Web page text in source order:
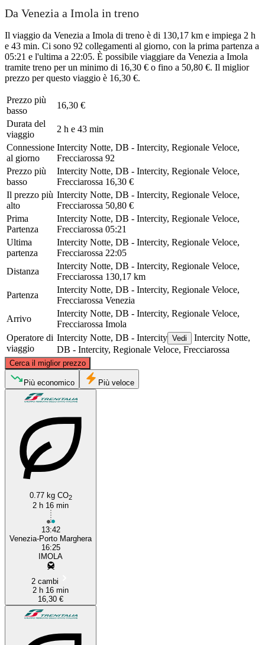
Da Venezia a Imola in treno
Il viaggio da Venezia a Imola di treno è di 130,17 km e impiega 2 h
e 43 min. Ci sono 92 collegamenti al giorno, con la prima partenza a
05:21 e l'ultima a 22:05. È possibile viaggiare da Venezia a Imola
tramite treno per un minimo di 16,30 € o fino a 50,80 €. Il miglior
prezzo per questo viaggio è 16,30 €.
Prezzo più
basso
16,30 €
Durata del
viaggio
2 h e 43 min
Connessione
al giorno
Intercity Notte, DB - Intercity, Regionale Veloce,
Frecciarossa 92
Prezzo più
basso
Intercity Notte, DB - Intercity, Regionale Veloce,
Frecciarossa 16,30 €
Il prezzo più
alto
Intercity Notte, DB - Intercity, Regionale Veloce,
Frecciarossa 50,80 €
Prima
Partenza
Intercity Notte, DB - Intercity, Regionale Veloce,
Frecciarossa 05:21
Ultima
partenza
Intercity Notte, DB - Intercity, Regionale Veloce,
Frecciarossa 22:05
Distanza
Intercity Notte, DB - Intercity, Regionale Veloce,
Frecciarossa 130,17 km
Partenza
Intercity Notte, DB - Intercity, Regionale Veloce,
Frecciarossa Venezia
Arrivo
Intercity Notte, DB - Intercity, Regionale Veloce,
Frecciarossa Imola
Operatore di
viaggio
Intercity Notte, DB - Intercity Vedi
Intercity Notte,
DB - Intercity, Regionale Veloce, Frecciarossa
Cerca il miglior prezzo
©CARTO, ©OpenStreetMapcontributors
Più economico Più veloce
0.77 kg CO2
2 h 16 min
13:42
Venezia-Porto Marghera
16:25
IMOLA
2 cambi
2 h 16 min
16,30 €